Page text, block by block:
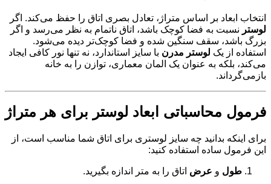
انتخاب ابعاد بر اساس متراژ، تعادل بصری اتاق را حفظ می‌کند. اگر
لوستر نسبت به فضا کوچک باشد، اتاق ناتمام به نظر می‌رسد و اگر
بزرگ باشد، سقف سنگین شده و فضا کوچک‌تر دیده می‌شود.
استفاده از یک لوستر مدرن با سایز استاندارد، نه تنها نور کافی ایجاد
می‌کند، بلکه به عنوان یک المان معماری، توازن را به خانه
بازمی‌گرداند.
فرمول محاسباتی ابعاد لوستر برای هر متراژ
برای اینکه بدانید چه سایز لوستری برای اتاق شما مناسب است، از
این فرمول ساده استفاده کنید:
طول و عرض اتاق را به متر اندازه بگیرید.